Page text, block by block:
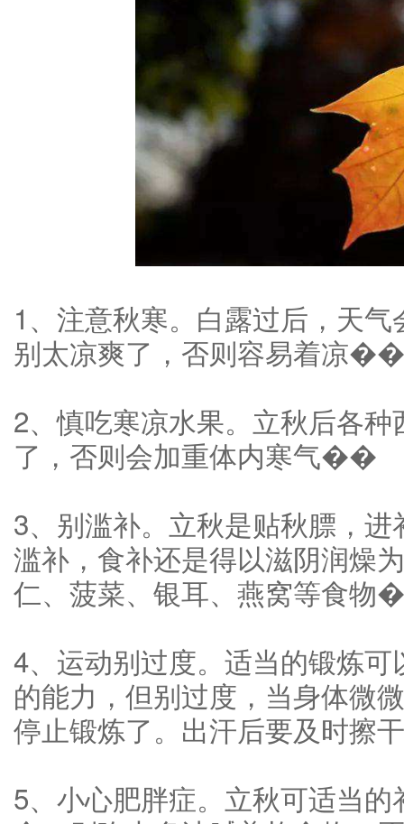
1、注意秋寒。白露过后，天
别太凉爽了，否则容易着凉��
2、慎吃寒凉水果。立秋后各
了，否则会加重体内寒气��
3、别滥补。立秋是贴秋膘，
滥补，食补还是得以滋阴润燥
仁、菠菜、银耳、燕窝等食
4、运动别过度。适当的锻炼
的能力，但别过度，当身体微
停止锻炼了。出汗后要及时
5、小心肥胖症。立秋可适当